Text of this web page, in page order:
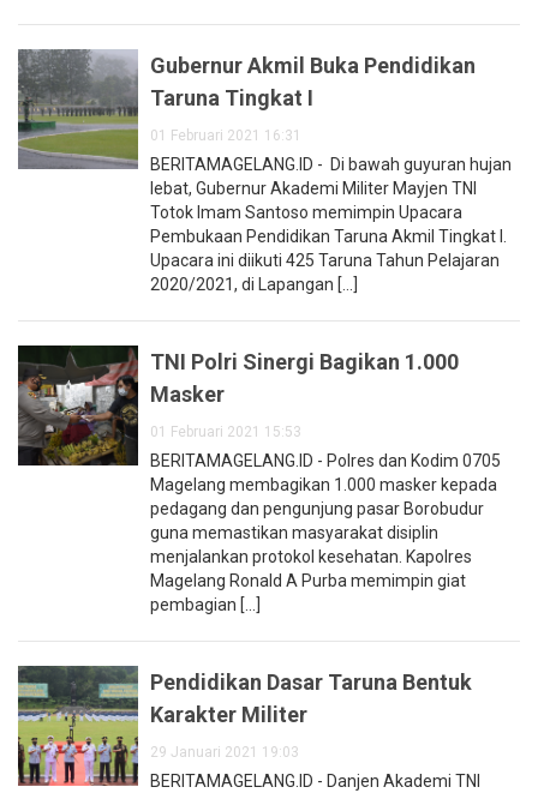
Gubernur Akmil Buka Pendidikan
Taruna Tingkat I
01 Februari 2021 16:31
BERITAMAGELANG.ID - Di bawah guyuran hujan
lebat, Gubernur Akademi Militer Mayjen TNI
Totok Imam Santoso memimpin Upacara
Pembukaan Pendidikan Taruna Akmil Tingkat I.
Upacara ini diikuti 425 Taruna Tahun Pelajaran
2020/2021, di Lapangan [...]
TNI Polri Sinergi Bagikan 1.000
Masker
01 Februari 2021 15:53
BERITAMAGELANG.ID - Polres dan Kodim 0705
Magelang membagikan 1.000 masker kepada
pedagang dan pengunjung pasar Borobudur
guna memastikan masyarakat disiplin
menjalankan protokol kesehatan. Kapolres
Magelang Ronald A Purba memimpin giat
pembagian [...]
Pendidikan Dasar Taruna Bentuk
Karakter Militer
29 Januari 2021 19:03
BERITAMAGELANG.ID - Danjen Akademi TNI